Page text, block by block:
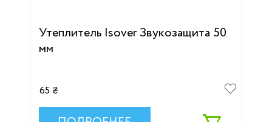
Утеплитель Isover Звукозащита 50
мм
65 ₴